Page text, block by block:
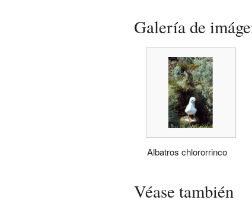
Galería de
Albatros chlororrinco
Véase también